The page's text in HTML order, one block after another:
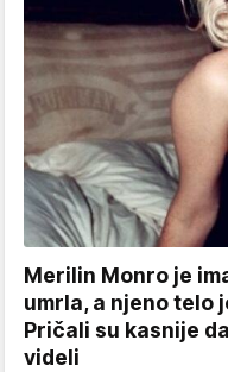
Merilin Monro je
umrla, a njeno telo
Pričali su kasnije
videli